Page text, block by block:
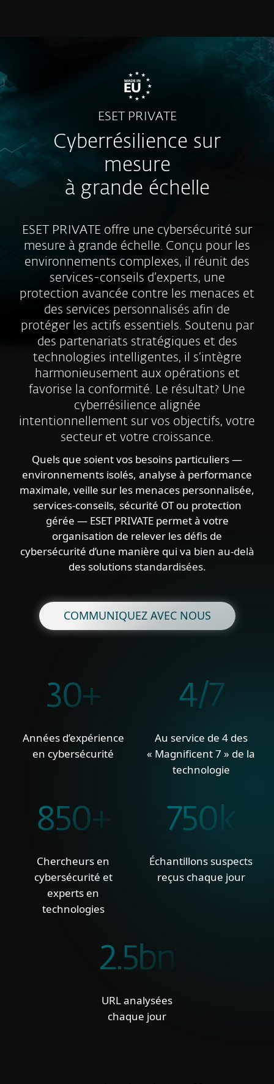
ESET PRIVATE
Cyberrésilience sur
mesure
à grande échelle
ESET PRIVATE offre une cybersécurité sur
mesure à grande échelle. Conçu pour les
environnements complexes, il réunit des
services-conseils d’experts, une
protection avancée contre les menaces et
des services personnalisés afin de
protéger les actifs essentiels. Soutenu par
des partenariats stratégiques et des
technologies intelligentes, il s’intègre
harmonieusement aux opérations et
favorise la conformité. Le résultat? Une
cyberrésilience alignée
intentionnellement sur vos objectifs, votre
secteur et votre croissance.
Quels que soient vos besoins particuliers —
environnements isolés, analyse à performance
maximale, veille sur les menaces personnalisée,
services-conseils, sécurité OT ou protection
gérée — ESET PRIVATE permet à votre
organisation de relever les défis de
cybersécurité d’une manière qui va bien au-delà
des solutions standardisées.
COMMUNIQUEZ AVEC NOUS
30+
Années d’expérience
en cybersécurité
4/7
Au service de 4 des
« Magnificent 7 » de la
technologie
850+
Chercheurs en
cybersécurité et
experts en
technologies
750k
Échantillons suspects
reçus chaque jour
2.5bn
URL analysées
chaque jour